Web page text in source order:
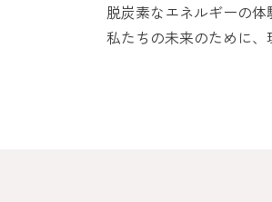
脱炭素なエネルギーの
私たちの未来のために